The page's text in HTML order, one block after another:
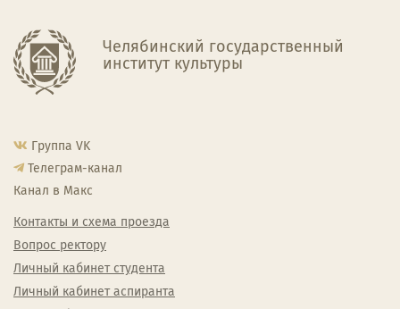
Челябинский государственный
институт культуры
Группа VK
Телеграм-канал
Канал в Макс
Контакты и схема проезда
Вопрос ректору
Личный кабинет студента
Личный кабинет аспиранта